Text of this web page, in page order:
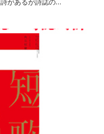
があるが詩誌の…